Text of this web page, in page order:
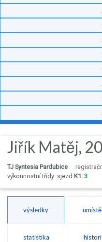
Jiřík Matěj,
TJ Syntesia Pardubice
výkonnostní třídy sjezd K1: 3
výsledky
statistika